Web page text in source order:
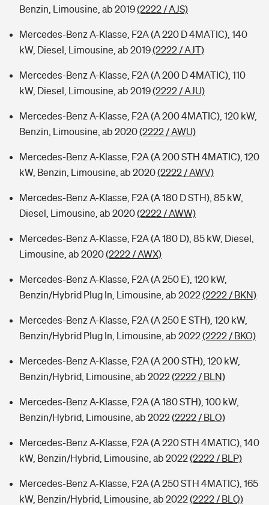
Benzin, Limousine, ab 2019(2222 / AJS)
Mercedes-Benz A-Klasse, F2A (A 220 D 4MATIC), 140
kW, Diesel, Limousine, ab 2019(2222 / AJT)
Mercedes-Benz A-Klasse, F2A (A 200 D 4MATIC), 110
kW, Diesel, Limousine, ab 2019(2222 / AJU)
Mercedes-Benz A-Klasse, F2A (A 200 4MATIC), 120 kW,
Benzin, Limousine, ab 2020(2222 / AWU)
Mercedes-Benz A-Klasse, F2A (A 200 STH 4MATIC), 120
kW, Benzin, Limousine, ab 2020(2222 / AWV)
Mercedes-Benz A-Klasse, F2A (A 180 D STH), 85 kW,
Diesel, Limousine, ab 2020(2222 / AWW)
Mercedes-Benz A-Klasse, F2A (A 180 D), 85 kW, Diesel,
Limousine, ab 2020(2222 / AWX)
Mercedes-Benz A-Klasse, F2A (A 250 E), 120 kW,
Benzin/Hybrid Plug In, Limousine, ab 2022(2222 / BKN)
Mercedes-Benz A-Klasse, F2A (A 250 E STH), 120 kW,
Benzin/Hybrid Plug In, Limousine, ab 2022(2222 / BKO)
Mercedes-Benz A-Klasse, F2A (A 200 STH), 120 kW,
Benzin/Hybrid, Limousine, ab 2022(2222 / BLN)
Mercedes-Benz A-Klasse, F2A (A 180 STH), 100 kW,
Benzin/Hybrid, Limousine, ab 2022(2222 / BLO)
Mercedes-Benz A-Klasse, F2A (A 220 STH 4MATIC), 140
kW, Benzin/Hybrid, Limousine, ab 2022(2222 / BLP)
Mercedes-Benz A-Klasse, F2A (A 250 STH 4MATIC), 165
kW, Benzin/Hybrid, Limousine, ab 2022(2222 / BLQ)